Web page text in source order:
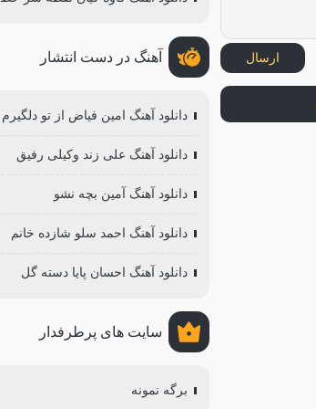
ارسال آهنگ در دست انتشار
دانلود آهنگ امین فیاض از تو دلگیرم
دانلود آهنگ علی زند وکیلی رفیق
دانلود آهنگ آمین بچه نشو
دانلود آهنگ احمد سلو شازده خانم
دانلود آهنگ احسان پایا دسته گل
سایت های پرطرفدار
برگه نمونه